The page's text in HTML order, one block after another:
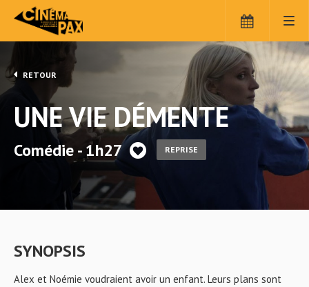
RETOUR
UNE VIE DÉMENTE
Comédie - 1h27 REPRISE
SYNOPSIS
Alex et Noémie voudraient avoir un enfant. Leurs plans sont